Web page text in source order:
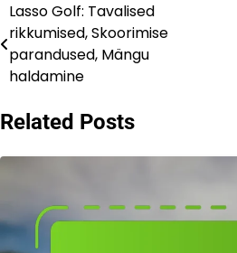
Post
navigation
Lasso Golf: Tavalised
rikkumised, Skoorimise
parandused, Mängu
haldamine
Related Posts